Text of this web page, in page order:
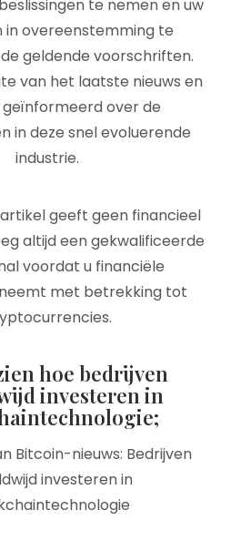
te nemen en uw
overeenstemming te
geldende voorschriften.
van het laatste nieuws en
geïnformeerd over de
in deze snel evoluerende
industrie.
geeft geen financieel
altijd een gekwalificeerde
voordat u financiële
met betrekking tot
hoe bedrijven
investeren in
Bitcoin-nieuws: Bedrijven
investeren in